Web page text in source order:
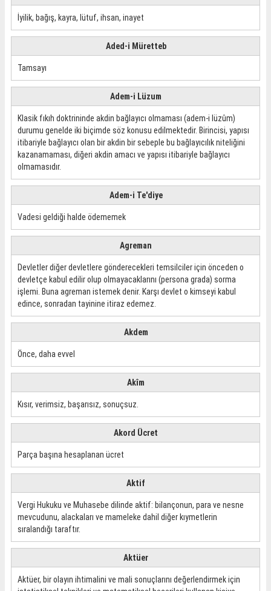
İyilik, bağış, kayra, lütuf, ihsan, inayet
Aded-i Müretteb
Tamsayı
Adem-i Lüzum
Klasik fıkıh doktrininde akdin bağlayıcı olmaması (adem-i lüzûm)
durumu genelde iki biçimde söz konusu edilmektedir. Birincisi, yapısı
itibariyle bağlayıcı olan bir akdin bir sebeple bu bağlayıcılık niteliğini
kazanamaması, diğeri akdin amacı ve yapısı itibariyle bağlayıcı
olmamasıdır.
Adem-i Te'diye
Vadesi geldiği halde ödememek
Agreman
Devletler diğer devletlere gönderecekleri temsilciler için önceden o
devletçe kabul edilir olup olmayacaklarını (persona grada) sorma
işlemi. Buna agreman istemek denir. Karşı devlet o kimseyi kabul
edince, sonradan tayinine itiraz edemez.
Akdem
Önce, daha evvel
Akîm
Kısır, verimsiz, başarısız, sonuçsuz.
Akord Ücret
Parça başına hesaplanan ücret
Aktif
Vergi Hukuku ve Muhasebe dilinde aktif: bilançonun, para ve nesne
mevcudunu, alackaları ve mameleke dahil diğer kıymetlerin
sıralandığı taraftır.
Aktüer
Aktüer, bir olayın ihtimalini ve mali sonuçlarını değerlendirmek için